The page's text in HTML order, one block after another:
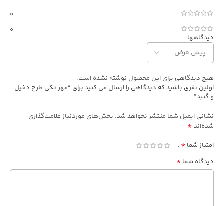
0
0
دیدگاهها
هیچ دیدگاهی برای این محصول نوشته نشده است.
اولین نفری باشید که دیدگاهی را ارسال می کنید برای “مهر تکی طرح دخیل
و گنبد”
نشانی ایمیل شما منتشر نخواهد شد. بخش‌های موردنیاز علامت‌گذاری
شده‌اند *
امتیاز شما *
دیدگاه شما *